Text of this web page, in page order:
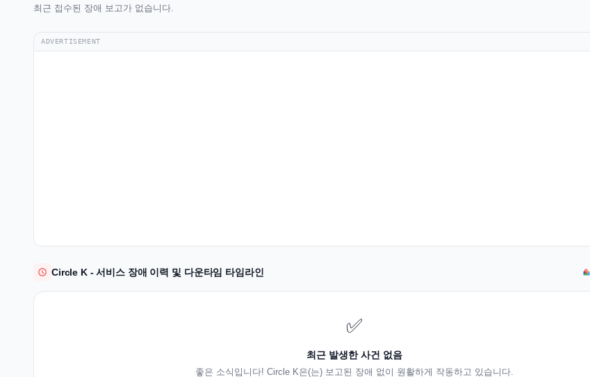
최근 접수된 장애 보고가 없습니다.
ADVERTISEMENT
Circle K - 서비스 장애 이력 및 다운타임 타임라인
✅
최근 발생한 사건 없음
좋은 소식입니다! Circle K은(는) 보고된 장애 없이 원활하게 작동하고 있습니다.